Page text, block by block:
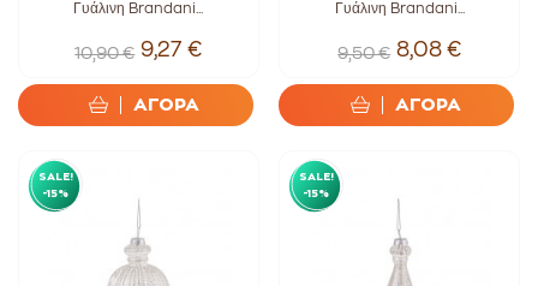
Γυάλινη Brandani...
10,90 € 9,27 €
ΑΓΟΡΑ
Γυάλινη Brandani...
9,50 € 8,08 €
ΑΓΟΡΑ
SALE!
-15%
SALE!
-15%